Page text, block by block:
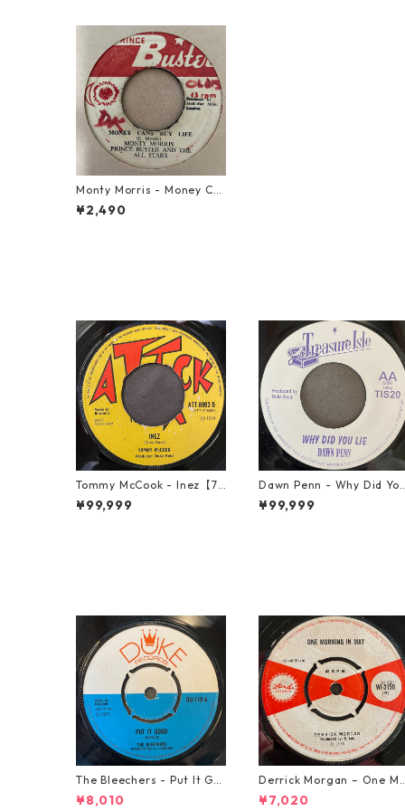
Monty Morris - Money Ca
n't Buy Life【7-21241】
¥2,490
Tommy McCook - Inez【7-
21840】
¥99,999
Dawn Penn - Why Did
Lie【7-21938】
¥99,999
The Bleechers - Put It Go
od 【7-21637】
¥8,010
Derrick Morgan – One
rning In May【7-21653】
¥7,020